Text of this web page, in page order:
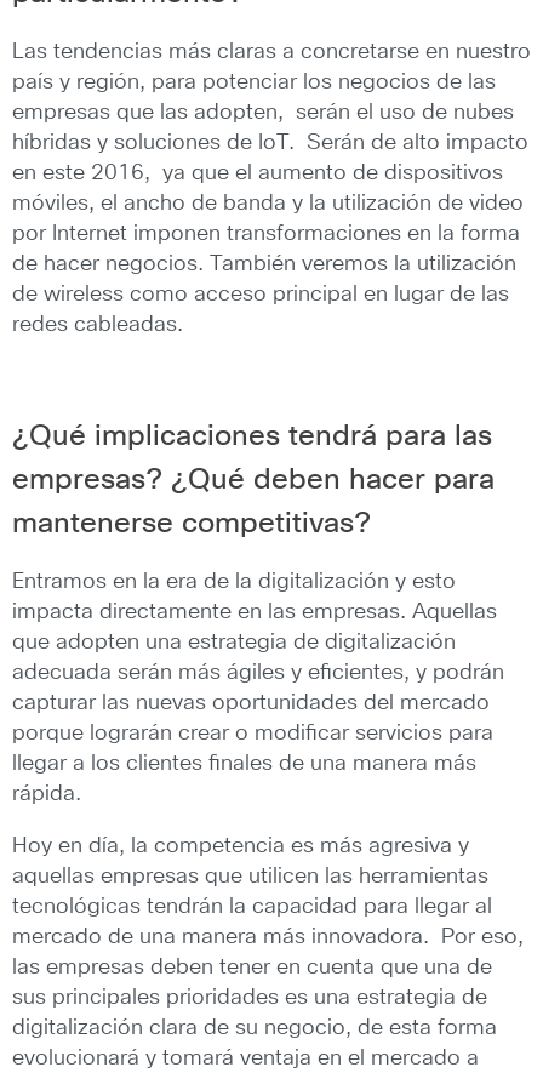
Las tendencias más claras a concretarse en nuestro
país y región, para potenciar los negocios de las
empresas que las adopten, serán el uso de nubes
híbridas y soluciones de IoT. Serán de alto impacto
en este 2016, ya que el aumento de dispositivos
móviles, el ancho de banda y la utilización de video
por Internet imponen transformaciones en la forma
de hacer negocios. También veremos la utilización
de wireless como acceso principal en lugar de las
redes cableadas.
¿Qué implicaciones tendrá para las
empresas? ¿Qué deben hacer para
mantenerse competitivas?
Entramos en la era de la digitalización y esto
impacta directamente en las empresas. Aquellas
que adopten una estrategia de digitalización
adecuada serán más ágiles y eficientes, y podrán
capturar las nuevas oportunidades del mercado
porque lograrán crear o modificar servicios para
llegar a los clientes finales de una manera más
rápida.
Hoy en día, la competencia es más agresiva y
aquellas empresas que utilicen las herramientas
tecnológicas tendrán la capacidad para llegar al
mercado de una manera más innovadora. Por eso,
las empresas deben tener en cuenta que una de
sus principales prioridades es una estrategia de
digitalización clara de su negocio, de esta forma
evolucionará y tomará ventaja en el mercado a